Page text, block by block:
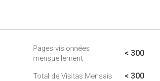
Pages visionnées
mensuellement
< 300
Total de Visitas Mensais < 300